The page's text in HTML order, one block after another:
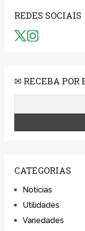
REDES SOCIAIS
✉ RECEBA POR
CATEGORIAS
Notícias
Utilidades
Variedades